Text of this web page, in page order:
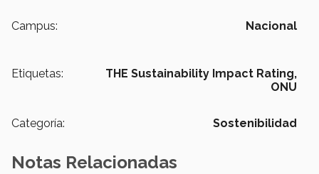
Campus: Nacional
Etiquetas:
THE Sustainability Impact Rating,
ONU
Categoría: Sostenibilidad
Notas Relacionadas